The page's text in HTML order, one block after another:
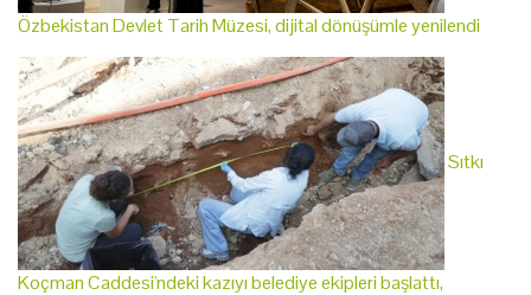
Özbekistan Devlet Tarih Müzesi, dijital dönüşümle yenilendi
Sıtkı
Koçman Caddesi'ndeki kazıyı belediye ekipleri başlattı,